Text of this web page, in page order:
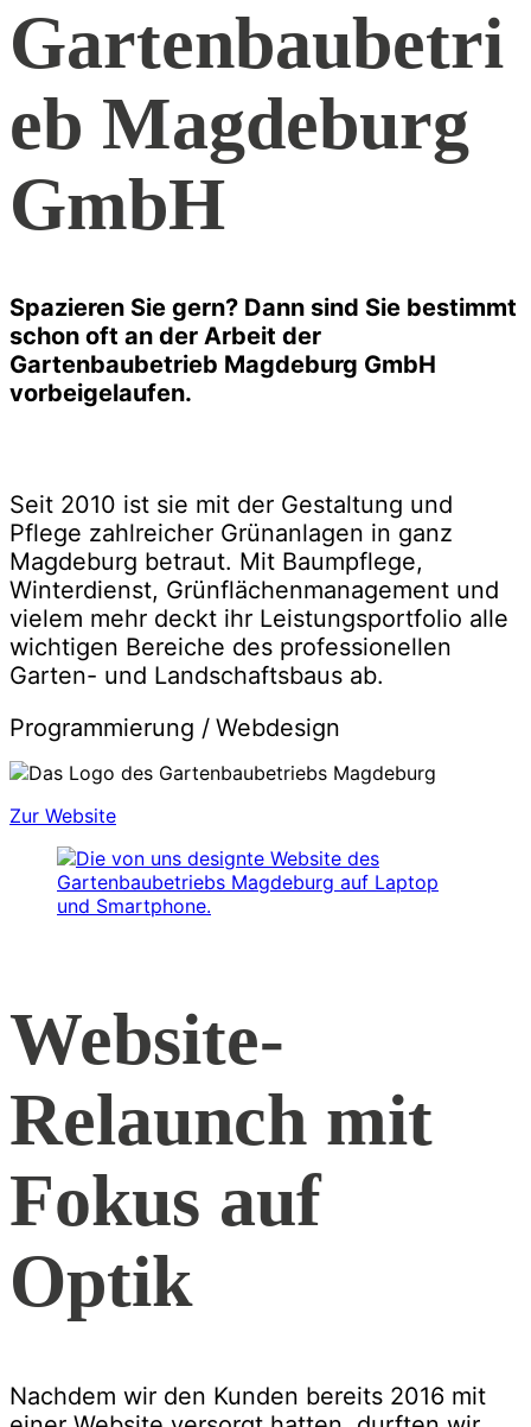
Gartenbaubetri
eb Magdeburg
GmbH
Spazieren Sie gern? Dann sind Sie bestimmt
schon oft an der Arbeit der
Gartenbaubetrieb Magdeburg GmbH
vorbeigelaufen.
Seit 2010 ist sie mit der Gestaltung und
Pflege zahlreicher Grünanlagen in ganz
Magdeburg betraut. Mit Baumpflege,
Winterdienst, Grünflächenmanagement und
vielem mehr deckt ihr Leistungsportfolio alle
wichtigen Bereiche des professionellen
Garten- und Landschaftsbaus ab.
Programmierung / Webdesign
Zur Website
Website-
Relaunch mit
Fokus auf
Optik
Nachdem wir den Kunden bereits 2016 mit